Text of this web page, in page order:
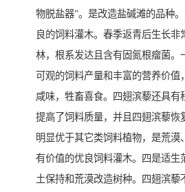
物脱盐器”。是改造盐碱滩的品种
良的饲料灌木。春季返青后生长非
林，根系发达且含有固氮根瘤菌。
可观的饲料产量和丰富的营养价值
咸味，牲畜喜食。四翅滨藜还具有
提高了饲料质量，并且四翅滨藜恢
明显优于其它类饲料植物，是荒漠
有价值的优良饲料灌木。四是适生
土保持和荒漠改造树种。四翅滨藜